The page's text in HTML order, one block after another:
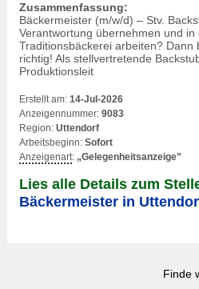
Zusammenfassung:
Bäckermeister (m/w/d) – Stv.
Verantwortung übernehmen und in
Traditionsbäckerei arbeiten? Dann
richtig! Als stellvertretende
Produktionsleit
Erstellt am: 14-Jul-2026
Anzeigennummer: 9083
Region: Uttendorf
Arbeitsbeginn: Sofort
Anzeigenart: „Gelegenheitsanzeige”
Lies alle Details zum
Bäckermeister in
Finde